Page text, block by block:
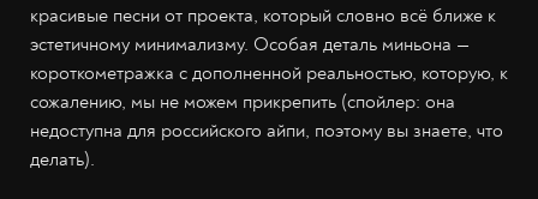
красивые песни от проекта, который словно всё ближе к
эстетичному минимализму. Особая деталь миньона —
короткометражка с дополненной реальностью, которую, к
сожалению, мы не можем прикрепить (спойлер: она
недоступна для российского айпи, поэтому вы знаете, что
делать).